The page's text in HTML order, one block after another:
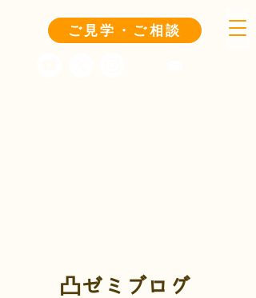
ご見学・ご相談
凸ゼミブログ